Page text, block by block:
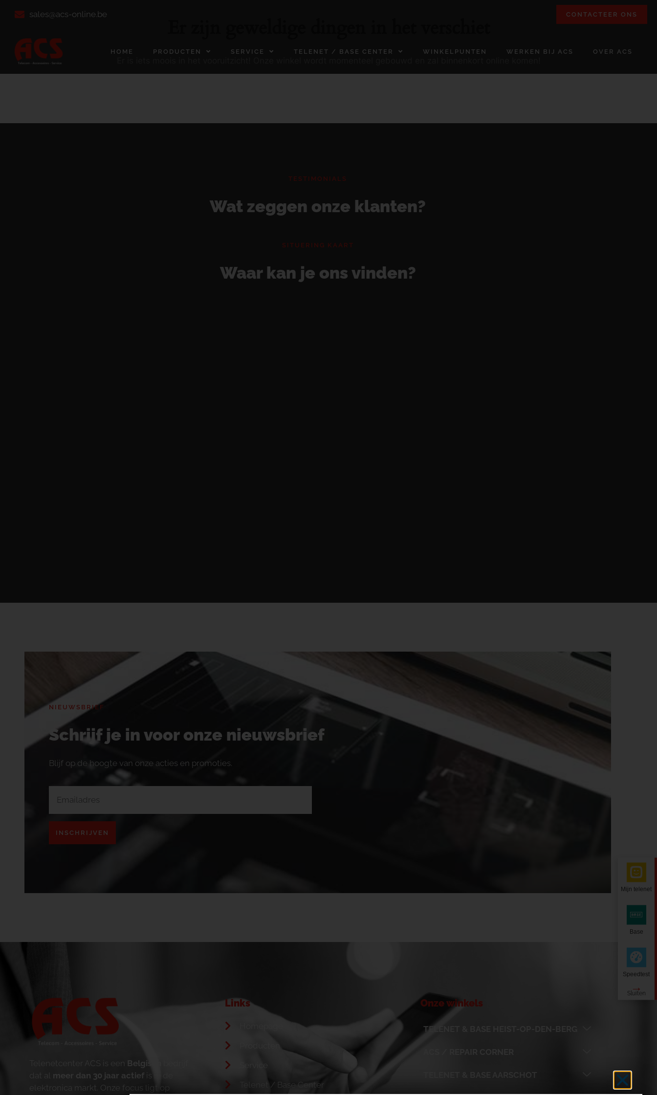
sales@acs-online.be CONTACTEER ONS
HOME PRODUCTEN SERVICE TELENET / BASE CENTER WINKELPUNTEN WERKEN BIJ ACS OVER ACS
TESTIMONIALS
Wat zeggen onze klanten?
SITUERING KAART
Waar kan je ons vinden?
NIEUWSBRIEF
Schrijf je in voor onze nieuwsbrief
Blijf op de hoogte van onze acties en promoties.
INSCHRIJVEN
Telenetcenter ACS is een Belgisch
dat al meer dan 30 jaar actief is in de
elektronica markt. Onze focus ligt op
Links
Telenet / Base Center
Onze winkels
TELENET & BASE HEIST-OP-DEN-BERG
Mijn telenet
Base
Speedtest